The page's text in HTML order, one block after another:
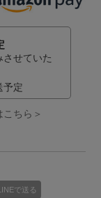
せていた
予定
ちら＞
で送る